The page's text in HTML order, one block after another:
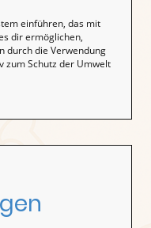
einführen, das mit
dir ermöglichen,
durch die Verwendung
zum Schutz der Umwelt